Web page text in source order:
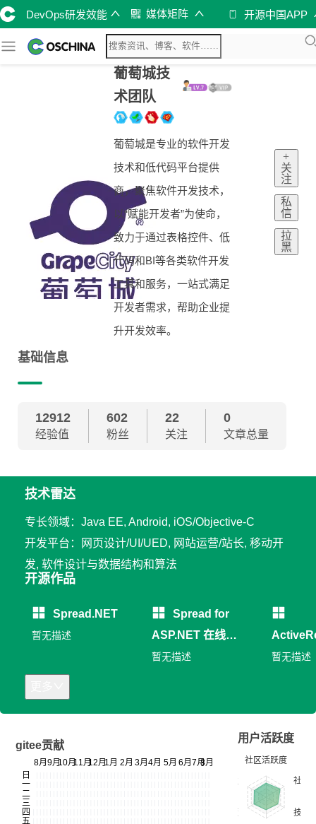
DevOps研发效能 媒体矩阵 开源中国APP
葡萄城技
术团队
葡萄城是专业的软件开发
技术和低代码平台提供
商，聚焦软件开发技术，
以“赋能开发者”为使命，
致力于通过表格控件、低
代码和BI等各类软件开发
工具和服务，一站式满足
开发者需求，帮助企业提
升开发效率。
+
关
注
私
信
拉
黑
基础信息
12912
经验值
602
粉丝
22
关注
0
文章总量
技术雷达
专长领域：Java EE, Android, iOS/Objective-C
开发平台：网页设计/UI/UED, 网站运营/站长, 移动开
发, 软件设计与数据结构和算法
开源作品
Spread.NET
暂无描述
Spread for
ASP.NET 在线信
息填报系统演示
暂无描述 暂无描述
gitee贡献
用户活跃度